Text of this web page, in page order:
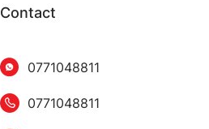
Contact
0771048811
0771048811